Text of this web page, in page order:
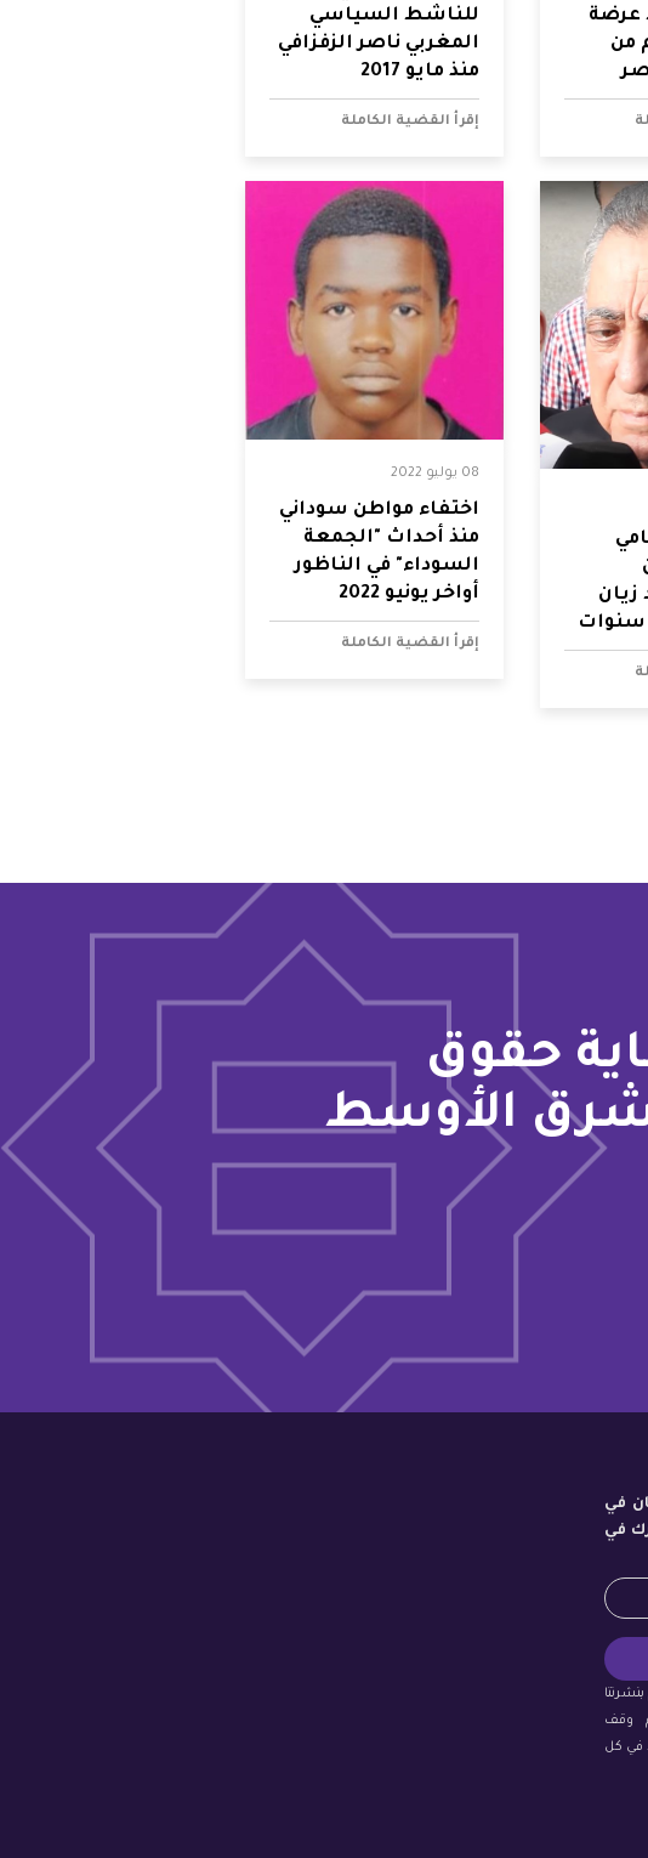
عرضة
من
للناشط السياسي
المغربي ناصر الزفزافي
منذ مايو 2017
إقرأ القضية الكاملة
زيان
سنوات
08 يوليو 2022
اختفاء مواطن سوداني
منذ أحداث "الجمعة
السوداء" في الناظور
أواخر يونيو 2022
إقرأ القضية الكاملة
حقوق
الأوسط
في
في
وقف
في كل